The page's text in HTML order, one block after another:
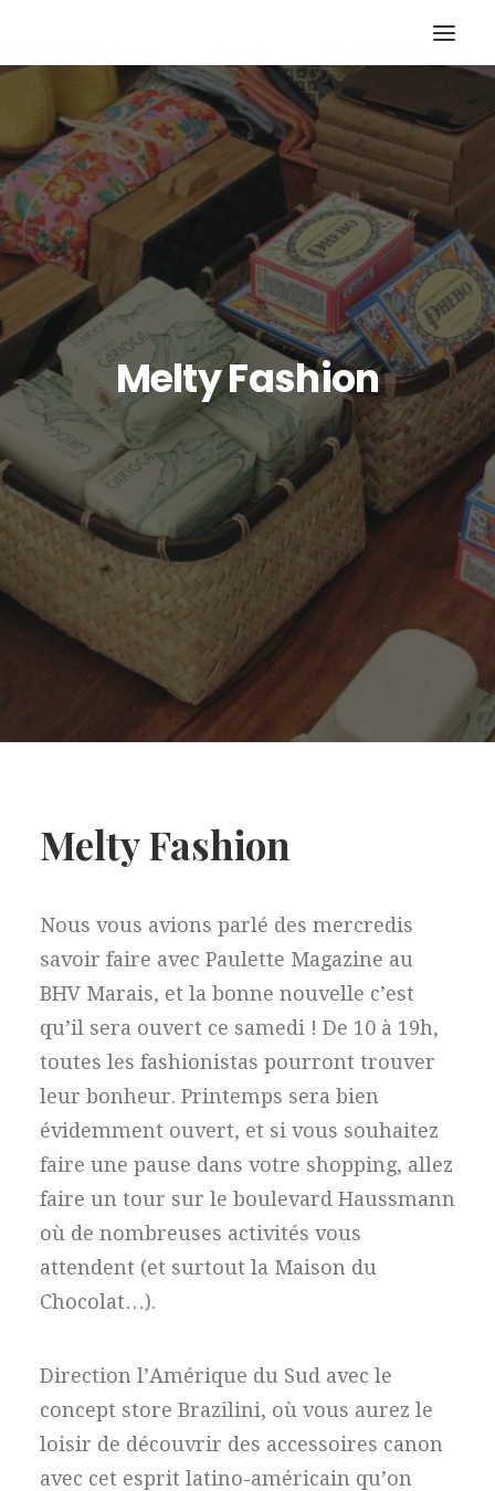
Melty Fashion
Melty Fashion
Nous vous avions parlé des mercredis
savoir faire avec Paulette Magazine au
BHV Marais, et la bonne nouvelle c’est
qu’il sera ouvert ce samedi ! De 10 à 19h,
toutes les fashionistas pourront trouver
leur bonheur. Printemps sera bien
évidemment ouvert, et si vous souhaitez
faire une pause dans votre shopping, allez
faire un tour sur le boulevard Haussmann
où de nombreuses activités vous
attendent (et surtout la Maison du
Chocolat…).
Direction l’Amérique du Sud avec le
concept store Brazilini, où vous aurez le
loisir de découvrir des accessoires canon
avec cet esprit latino-américain qu’on